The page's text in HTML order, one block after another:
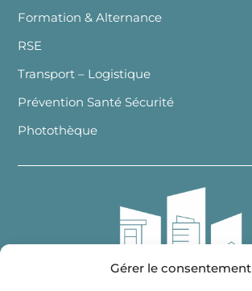
Gérer le consentement
Formation & Alternance
RSE
Transport – Logistique
Prévention Santé Sécurité
Photothèque